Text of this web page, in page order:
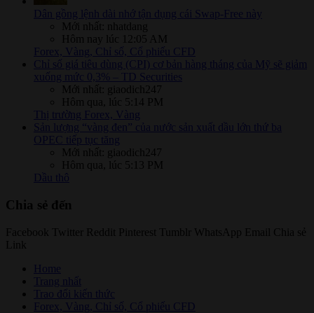
Dân gồng lệnh dài nhớ tận dụng cái Swap-Free này
Mới nhất: nhatdang
Hôm nay lúc 12:05 AM
Forex, Vàng, Chỉ số, Cổ phiếu CFD
Chỉ số giá tiêu dùng (CPI) cơ bản hàng tháng của Mỹ sẽ giảm
xuống mức 0,3% – TD Securities
Mới nhất: giaodich247
Hôm qua, lúc 5:14 PM
Thị trường Forex, Vàng
Sản lượng “vàng đen” của nước sản xuất dầu lớn thứ ba
OPEC tiếp tục tăng
Mới nhất: giaodich247
Hôm qua, lúc 5:13 PM
Dầu thô
Chia sẻ đến
Facebook Twitter Reddit Pinterest Tumblr WhatsApp Email
Chia sẻ
Link
Home
Trang nhất
Trao đổi kiến thức
Forex, Vàng, Chỉ số, Cổ phiếu CFD